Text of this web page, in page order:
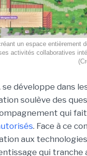
un espace entièrement
activités collaboratives
se développe dans
soulève des
qui
. Face à ce
aux
qui